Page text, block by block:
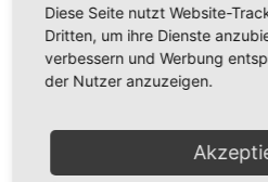
in Deutschland
Diese Seite nutzt Website-
Dritten, um ihre Dienste
verbessern und Werbung
der Nutzer anzuzeigen.